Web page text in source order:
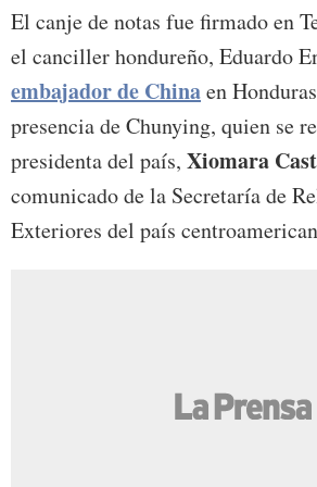
El canje de notas fue firmado en
el canciller hondureño, Eduardo
embajador de Chinaen
presencia de Chunying, quien se
presidenta del país, Xiomara
comunicado de la Secretaría de
Exteriores del país